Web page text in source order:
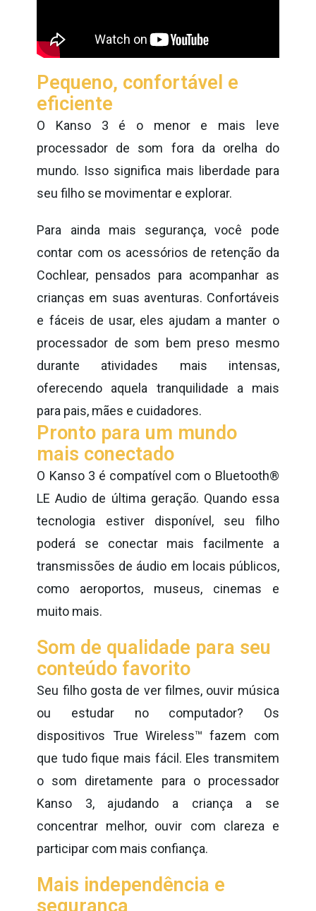
Pequeno, confortável e
eficiente
O Kanso 3 é o menor e mais leve
processador de som fora da orelha do
mundo. Isso significa mais liberdade para
seu filho se movimentar e explorar.
Para ainda mais segurança, você pode
contar com os acessórios de retenção da
Cochlear, pensados para acompanhar as
crianças em suas aventuras. Confortáveis
e fáceis de usar, eles ajudam a manter o
processador de som bem preso mesmo
durante atividades mais intensas,
oferecendo aquela tranquilidade a mais
para pais, mães e cuidadores.
Pronto para um mundo
mais conectado
O Kanso 3 é compatível com o Bluetooth®
LE Audio de última geração. Quando essa
tecnologia estiver disponível, seu filho
poderá se conectar mais facilmente a
transmissões de áudio em locais públicos,
como aeroportos, museus, cinemas e
muito mais.
Som de qualidade para seu
conteúdo favorito
Seu filho gosta de ver filmes, ouvir música
ou estudar no computador? Os
dispositivos True Wireless™ fazem com
que tudo fique mais fácil. Eles transmitem
o som diretamente para o processador
Kanso 3, ajudando a criança a se
concentrar melhor, ouvir com clareza e
participar com mais confiança.
Mais independência e
segurança